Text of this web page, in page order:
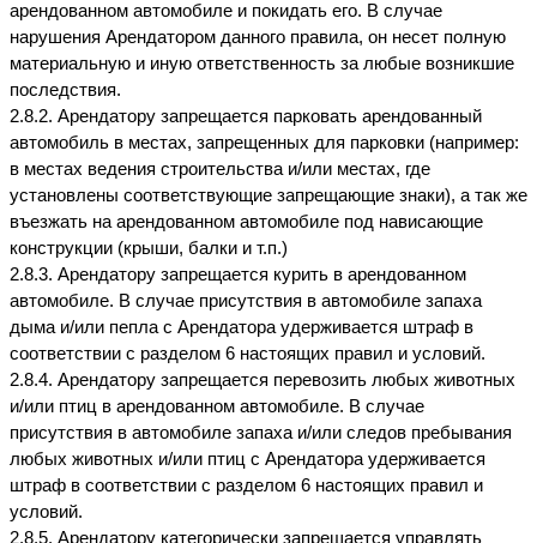
арендованном автомобиле и покидать его. В случае
нарушения Арендатором данного правила, он несет полную
материальную и иную ответственность за любые возникшие
последствия.
2.8.2. Арендатору запрещается парковать арендованный
автомобиль в местах, запрещенных для парковки (например:
в местах ведения строительства и/или местах, где
установлены соответствующие запрещающие знаки), а так же
въезжать на арендованном автомобиле под нависающие
конструкции (крыши, балки и т.п.)
2.8.3. Арендатору запрещается курить в арендованном
автомобиле. В случае присутствия в автомобиле запаха
дыма и/или пепла с Арендатора удерживается штраф в
соответствии с разделом 6 настоящих правил и условий.
2.8.4. Арендатору запрещается перевозить любых животных
и/или птиц в арендованном автомобиле. В случае
присутствия в автомобиле запаха и/или следов пребывания
любых животных и/или птиц с Арендатора удерживается
штраф в соответствии с разделом 6 настоящих правил и
условий.
2.8.5. Арендатору категорически запрещается управлять